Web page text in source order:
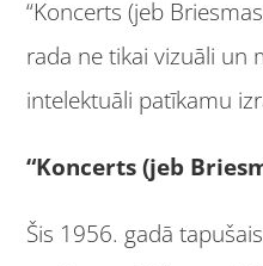
“Koncerts (jeb
rada ne tikai vizuāli un
intelektuāli patīkamu
“Koncerts (jeb
Šis 1956. gadā